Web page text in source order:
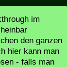
im
den ganzen
hier kann man
- falls man